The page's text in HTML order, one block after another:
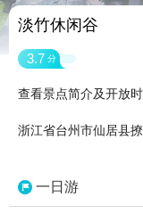
淡竹休闲谷
3.7 分
查看景点简介及开放
浙江省台州市仙居县
一日游